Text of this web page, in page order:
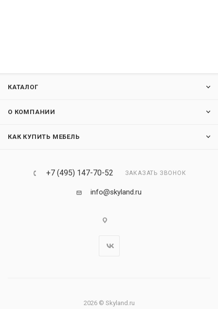
КАТАЛОГ
О КОМПАНИИ
КАК КУПИТЬ МЕБЕЛЬ
+7 (495) 147-70-52 ЗАКАЗАТЬ ЗВОНОК
info@skyland.ru
2026 © Skyland.ru